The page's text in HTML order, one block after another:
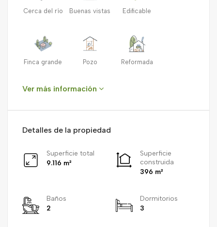
Cerca del río Buenas vistas Edificable
Finca grande Pozo Reformada
Ver más información
Detalles de la propiedad
Superficie total
9.116 m²
Superficie
construida
396 m²
Baños
2
Dormitorios
3